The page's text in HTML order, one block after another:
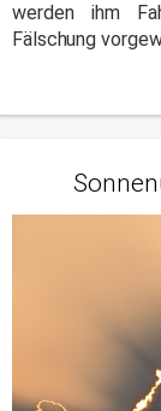
werden ihm
Fälschung